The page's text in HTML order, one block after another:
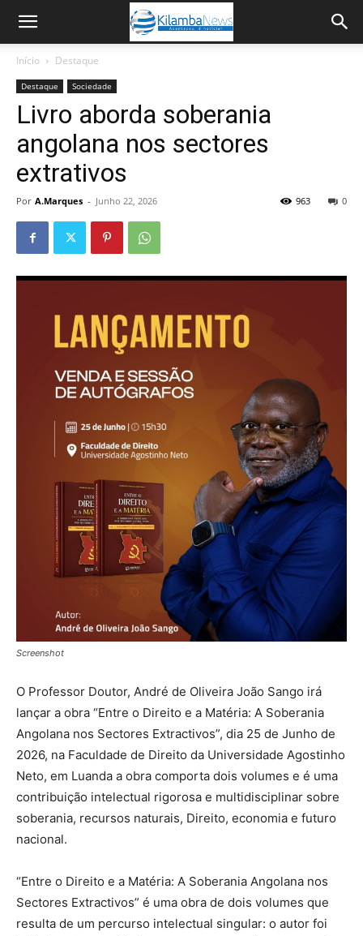
Início Destaque
Destaque Sociedade
Livro aborda soberania
angolana nos sectores
extrativos
Por A.Marques - Junho 22, 2026 0
963
Screenshot
O Professor Doutor, André de Oliveira João Sango irá
lançar a obra “Entre o Direito e a Matéria: A Soberania
Angolana nos Sectores Extractivos”, dia 25 de Junho de
2026, na Faculdade de Direito da Universidade Agostinho
Neto, em Luanda a obra comporta dois volumes e é uma
contribuição intelectual rigorosa e multidisciplinar sobre
soberania, recursos naturais, Direito, economia e futuro
nacional.
“Entre o Direito e a Matéria: A Soberania Angolana nos
Sectores Extractivos” é uma obra de dois volumes que
resulta de um percurso intelectual singular: o autor foi